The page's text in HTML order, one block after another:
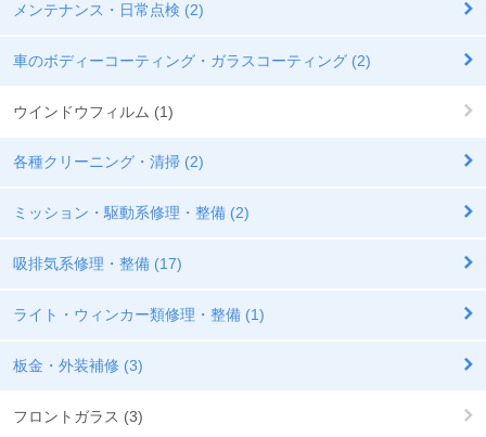
メンテナンス・日常点検 (2)
車のボディーコーティング・ガラスコーティング (2)
ウインドウフィルム (1)
各種クリーニング・清掃 (2)
ミッション・駆動系修理・整備 (2)
吸排気系修理・整備 (17)
ライト・ウィンカー類修理・整備 (1)
板金・外装補修 (3)
フロントガラス (3)